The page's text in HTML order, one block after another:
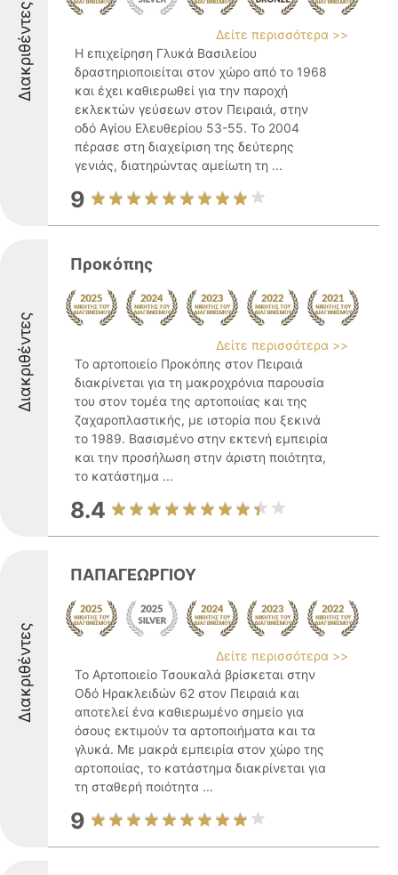
Διακριθέντες
Δείτε περισσότερα >>
Η επιχείρηση Γλυκά Βασιλείου
δραστηριοποιείται στον χώρο από το 1968
και έχει καθιερωθεί για την παροχή
εκλεκτών γεύσεων στον Πειραιά, στην
οδό Αγίου Ελευθερίου 53-55. Το 2004
πέρασε στη διαχείριση της δεύτερης
γενιάς, διατηρώντας αμείωτη τη ...
9
Διακριθέντες
Προκόπης
Δείτε περισσότερα >>
Το αρτοποιείο Προκόπης στον Πειραιά
διακρίνεται για τη μακροχρόνια παρουσία
του στον τομέα της αρτοποιίας και της
ζαχαροπλαστικής, με ιστορία που ξεκινά
το 1989. Βασισμένο στην εκτενή εμπειρία
και την προσήλωση στην άριστη ποιότητα,
το κατάστημα ...
8.4
Διακριθέντες
ΠΑΠΑΓΕΩΡΓΙΟΥ
Δείτε περισσότερα >>
Το Αρτοποιείο Τσουκαλά βρίσκεται στην
Οδό Ηρακλειδών 62 στον Πειραιά και
αποτελεί ένα καθιερωμένο σημείο για
όσους εκτιμούν τα αρτοποιήματα και τα
γλυκά. Με μακρά εμπειρία στον χώρο της
αρτοποιίας, το κατάστημα διακρίνεται για
τη σταθερή ποιότητα ...
9